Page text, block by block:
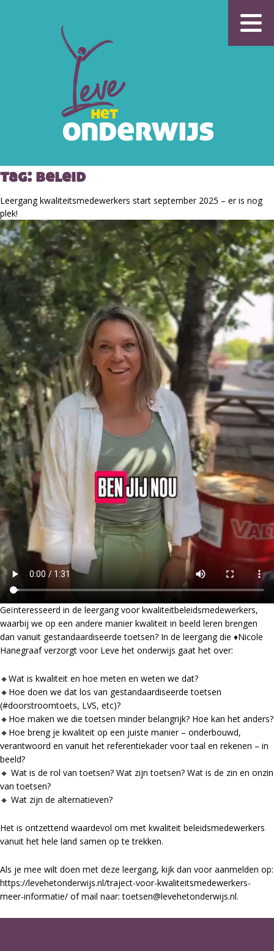
tag: beleid
Leergang kwaliteitsmedewerkers start september 2025 – er is nog
plek!
Geïnteresseerd in de leergang voor kwaliteitbeleidsmedewerkers,
waarbij we op een andere manier kwaliteit in beeld leren brengen
dan vanuit gestandaardiseerde toetsen? In de leergang die ♦Nicole
Hanegraaf verzorgt voor Leve het onderwijs gaat het over:
🔸Wat is kwaliteit en hoe meten en weten we dat?
🔸Hoe doen we dat los van gestandaardiseerde toetsen
(#doorstroomtoets, LVS, etc)?
🔸Hoe maken we die toetsen minder belangrijk? Hoe kan het anders?
🔸Hoe breng je kwaliteit op een juiste manier – onderbouwd,
verantwoord en vanuit het referentiekader voor taal en rekenen – in
beeld?
🔸 Wat is de rol van toetsen? Wat zijn toetsen? Wat is de zin en onzin
van toetsen?
🔸 Wat zijn de alternatieven?
Het is ontzettend waardevol om met kwaliteit beleidsmedewerkers
vanuit het hele land samen op te trekken.
Als je mee wilt doen met deze leergang, kijk dan voor aanmelden op:
https://levehetonderwijs.nl/traject-voor-kwaliteitsmedewerkers-
meer-informatie/ of mail naar: toetsen@levehetonderwijs.nl.